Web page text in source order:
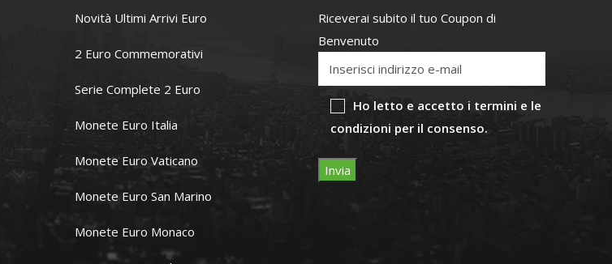
Novità Ultimi Arrivi Euro
2 Euro Commemorativi
Serie Complete 2 Euro
Monete Euro Italia
Monete Euro Vaticano
Monete Euro San Marino
Monete Euro Monaco
Riceverai subito il tuo Coupon di
Benvenuto
Ho letto e accetto i termini e le
condizioni per il consenso.